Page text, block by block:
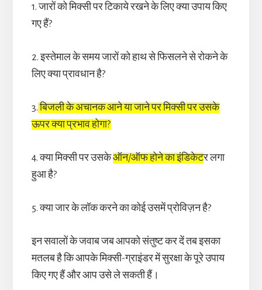
1. जारों को मिक्सी पर टिकाये रखने के लिए क्या उपाय किए
गए हैं?
2. इस्तेमाल के समय जारों को हाथ से फिसलने से रोकने के
लिए क्या प्रावधान है?
3.बिजली के अचानक आने या जाने पर मिक्सी पर उसके
ऊपर क्या प्रभाव होगा?
4. क्या मिक्सी पर उसकेऑन/ऑफ होने का इंडिकेटर लगा
हुआ है?
5. क्या जार के लॉक करने का कोई उसमें प्रोविज़न है?
इन सवालों के जवाब जब आपको संतुष्ट कर दें तब इसका
मतलब है कि आपके मिक्सी-ग्राइंडर में सुरक्षा के पूरे उपाय
किए गए हैं और आप उसे ले सकती हैं।